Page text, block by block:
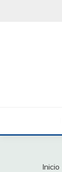
Inicio